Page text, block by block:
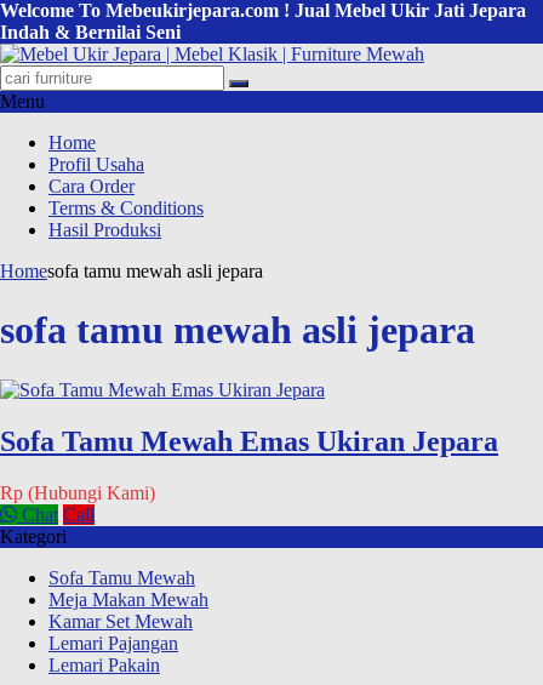
Welcome To Mebeukirjepara.com ! Jual Mebel Ukir Jati Jepara
Indah & Bernilai Seni
Menu
Home
Profil Usaha
Cara Order
Terms & Conditions
Hasil Produksi
Homesofa tamu mewah asli jepara
sofa tamu mewah asli jepara
Sofa Tamu Mewah Emas Ukiran Jepara
Rp (Hubungi Kami)
Chat Call
Kategori
Sofa Tamu Mewah
Meja Makan Mewah
Kamar Set Mewah
Lemari Pajangan
Lemari Pakain